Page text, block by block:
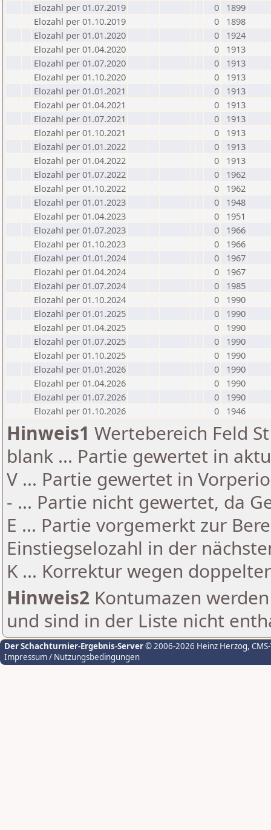
Elozahl per 01.07.2019
0
1899
Elozahl per 01.10.2019
0
1898
Elozahl per 01.01.2020
0
1924
Elozahl per 01.04.2020
0
1913
Elozahl per 01.07.2020
0
1913
Elozahl per 01.10.2020
0
1913
Elozahl per 01.01.2021
0
1913
Elozahl per 01.04.2021
0
1913
Elozahl per 01.07.2021
0
1913
Elozahl per 01.10.2021
0
1913
Elozahl per 01.01.2022
0
1913
Elozahl per 01.04.2022
0
1913
Elozahl per 01.07.2022
0
1962
Elozahl per 01.10.2022
0
1962
Elozahl per 01.01.2023
0
1948
Elozahl per 01.04.2023
0
1951
Elozahl per 01.07.2023
0
1966
Elozahl per 01.10.2023
0
1966
Elozahl per 01.01.2024
0
1967
Elozahl per 01.04.2024
0
1967
Elozahl per 01.07.2024
0
1985
Elozahl per 01.10.2024
0
1990
Elozahl per 01.01.2025
0
1990
Elozahl per 01.04.2025
0
1990
Elozahl per 01.07.2025
0
1990
Elozahl per 01.10.2025
0
1990
Elozahl per 01.01.2026
0
1990
Elozahl per 01.04.2026
0
1990
Elozahl per 01.07.2026
0
1990
Elozahl per 01.10.2026
0 1946
Hinweis1 Wertebereich Feld
blank ... Partie gewertet in
V ... Partie gewertet in
- ... Partie nicht gewertet, da
E ... Partie vorgemerkt zur
Einstiegselozahl in der
K ... Korrektur wegen
Hinweis2 Kontumazen
und sind in der Liste nicht
Der Schachturnier-Ergebnis-Server© 2006-2026 Heinz Herzog,
Impressum / Nutzungsbedingungen